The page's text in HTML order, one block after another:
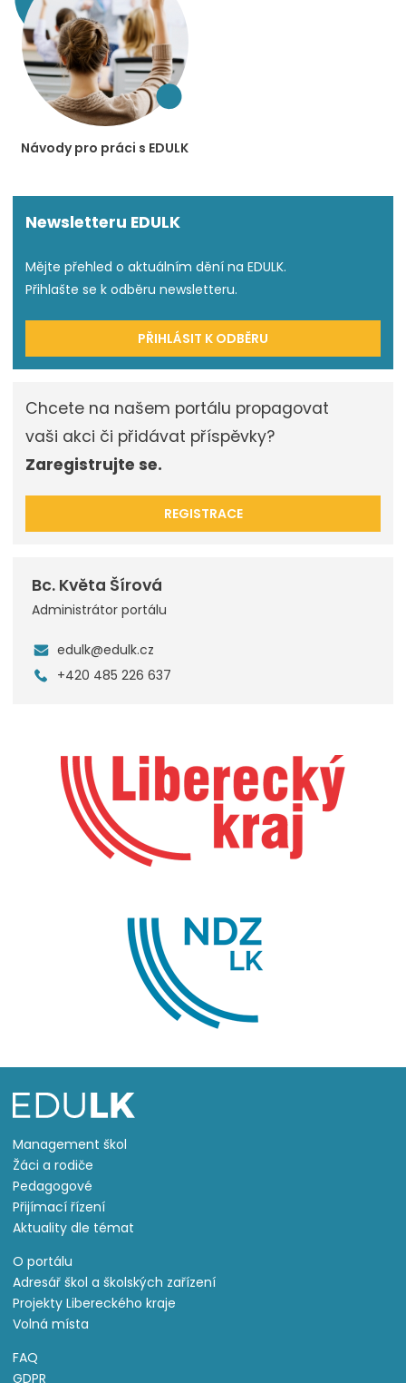
Návody pro práci s EDULK
Newsletteru EDULK
Mějte přehled o aktuálním dění na EDULK.
Přihlašte se k odběru newsletteru.
PŘIHLÁSIT K ODBĚRU
Chcete na našem portálu propagovat
vaši akci či přidávat příspěvky?
Zaregistrujte se.
REGISTRACE
Bc. Květa Šírová
Administrátor portálu
edulk@edulk.cz
+420 485 226 637
Management škol
Žáci a rodiče
Pedagogové
Přijímací řízení
Aktuality dle témat
O portálu
Adresář škol a školských zařízení
Projekty Libereckého kraje
Volná místa
FAQ
GDPR